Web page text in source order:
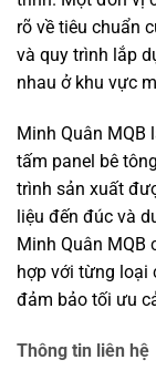
rõ về tiêu chuẩn
và quy trình lắp
nhau ở khu vực
Minh Quân MQB
tấm panel bê
trình sản xuất
liệu đến đúc và
Minh Quân MQB
hợp với từng loại
đảm bảo tối ưu
Thông tin liên hệ